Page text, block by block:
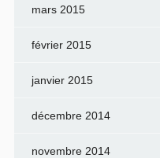
mars 2015
février 2015
janvier 2015
décembre 2014
novembre 2014